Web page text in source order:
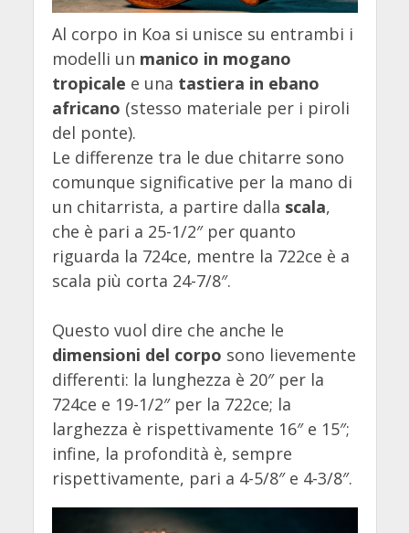
Al corpo in Koa si unisce su entrambi i
modelli un manico in mogano
tropicale e una tastiera in ebano
africano (stesso materiale per i piroli
del ponte).
Le differenze tra le due chitarre sono
comunque significative per la mano di
un chitarrista, a partire dalla scala,
che è pari a 25-1/2″ per quanto
riguarda la 724ce, mentre la 722ce è a
scala più corta 24-7/8″.
Questo vuol dire che anche le
dimensioni del corpo sono lievemente
differenti: la lunghezza è 20″ per la
724ce e 19-1/2″ per la 722ce; la
larghezza è rispettivamente 16″ e 15″;
infine, la profondità è, sempre
rispettivamente, pari a 4-5/8″ e 4-3/8″.